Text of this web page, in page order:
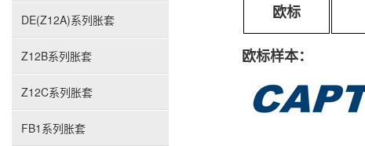
DE(Z12A)系列胀套
Z12B系列胀套
Z12C系列胀套
FB1系列胀套
欧标
欧标样本：